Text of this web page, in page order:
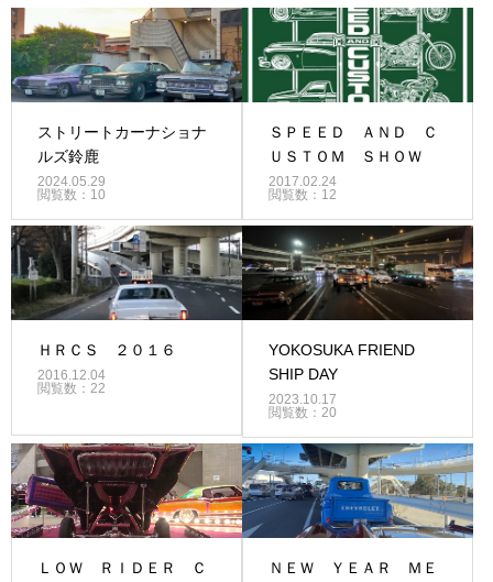
ストリートカーナショナ
ルズ鈴鹿
2024.05.29
閲覧数：10
ＳＰＥＥＤ ＡＮＤ Ｃ
ＵＳＴＯＭ ＳＨＯＷ
2017.02.24
閲覧数：12
ＨＲＣＳ ２０１６
2016.12.04
閲覧数：22
YOKOSUKA FRIEND
SHIP DAY
2023.10.17
閲覧数：20
ＬＯＷ ＲＩＤＥＲ Ｃ
ＮＥＷ ＹＥＡＲ ＭＥ